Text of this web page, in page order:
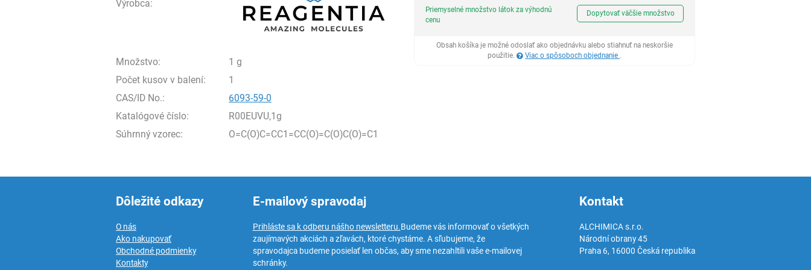
Výrobca:
Množstvo:
1 g
Počet kusov v balení:
1
CAS/ID No.:
6093-59-0
Katalógové číslo:
R00EUVU,1g
Súhrnný vzorec:
O=C(O)C=CC1=CC(O)=C(O)C(O)=C1
Ks
Priemyselné množstvo látok za výhodnú
cenu
Dopytovať väčšie množstvo
Obsah košíka je možné odoslať ako objednávku alebo stiahnuť na neskoršie
použitie.
Viac o spôsoboch objednanie .
Dôležité odkazy
O nás
Ako nakupovať
Obchodné podmienky
Kontakty
E-mailový spravodaj
Prihláste sa k odberu nášho newsletteru.Budeme vás informovať o všetkých
zaujímavých akciách a zľavách, ktoré chystáme. A sľubujeme, že
spravodajca budeme posielať len občas, aby sme nezahltili vaše e-mailovej
schránky.
Kontakt
ALCHIMICA s.r.o.
Národní obrany 45
Praha 6, 16000 Česká republika